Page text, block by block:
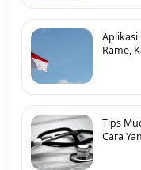
Aplikasi
Rame,
Tips
Cara